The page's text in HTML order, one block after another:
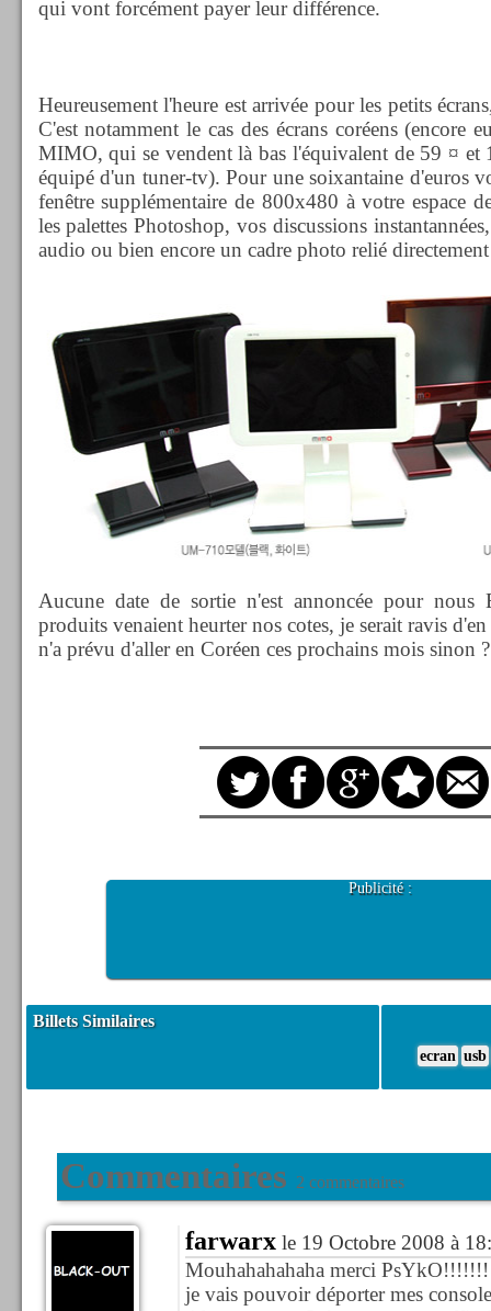
qui vont forcément payer leur différence.
Heureusement l'heure est arrivée pour les petits
C'est notamment le cas des écrans coréens
MIMO, qui se vendent là bas l'équivalent de 59 ¤ et
équipé d'un tuner-tv). Pour une soixantaine d'euros
fenêtre supplémentaire de 800x480 à votre espace
les palettes Photoshop, vos discussions
audio ou bien encore un cadre photo relié
Aucune date de sortie n'est annoncée pour nous
produits venaient heurter nos cotes, je serait ravis
n'a prévu d'aller en Coréen ces prochains mois sinon ?
Publicité :
Billets Similaires
ecran usb
Commentaires 2 commentaires
farwarxle 19 Octobre 2008 à
Mouhahahahaha merci
je vais pouvoir déporter mes